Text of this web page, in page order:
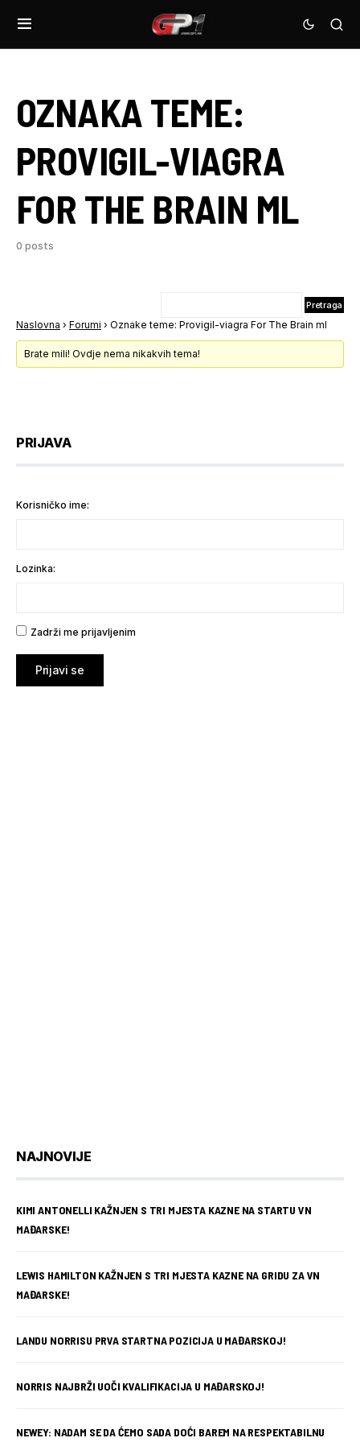
OZNAKA TEME:
PROVIGIL-VIAGRA
FOR THE BRAIN ML
0 posts
Naslovna › Forumi › Oznake teme: Provigil-viagra For The Brain ml
Brate mili! Ovdje nema nikakvih tema!
PRIJAVA
Korisničko ime:
Lozinka:
Zadrži me prijavljenim
Prijavi se
NAJNOVIJE
KIMI ANTONELLI KAŽNJEN S TRI MJESTA KAZNE NA STARTU VN
MAĐARSKE!
LEWIS HAMILTON KAŽNJEN S TRI MJESTA KAZNE NA GRIDU ZA VN
MAĐARSKE!
LANDU NORRISU PRVA STARTNA POZICIJA U MAĐARSKOJ!
NORRIS NAJBRŽI UOČI KVALIFIKACIJA U MAĐARSKOJ!
NEWEY: NADAM SE DA ĆEMO SADA DOĆI BAREM NA RESPEKTABILNU